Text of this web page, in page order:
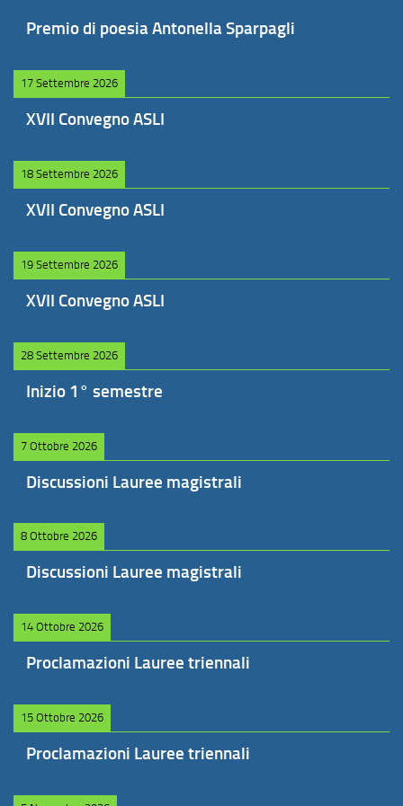
Premio di poesia Antonella Sparpagli
17 Settembre 2026
XVII Convegno ASLI
18 Settembre 2026
XVII Convegno ASLI
19 Settembre 2026
XVII Convegno ASLI
28 Settembre 2026
Inizio 1° semestre
7 Ottobre 2026
Discussioni Lauree magistrali
8 Ottobre 2026
Discussioni Lauree magistrali
14 Ottobre 2026
Proclamazioni Lauree triennali
15 Ottobre 2026
Proclamazioni Lauree triennali